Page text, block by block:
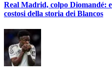
Real Madrid, colpo Diomandé:
costosi della storia dei Blancos